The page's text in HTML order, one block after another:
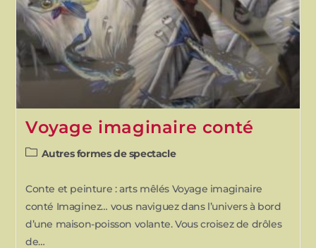
Voyage imaginaire conté
Autres formes de spectacle
Conte et peinture : arts mêlés Voyage imaginaire
conté Imaginez… vous naviguez dans l’univers à bord
d’une maison-poisson volante. Vous croisez de drôles
de…